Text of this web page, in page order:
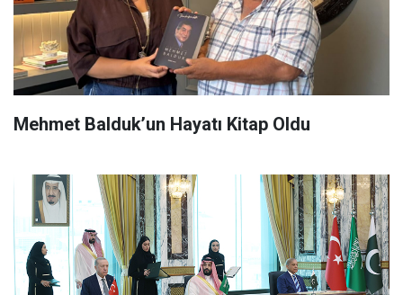
Mehmet Balduk’un Hayatı Kitap Oldu